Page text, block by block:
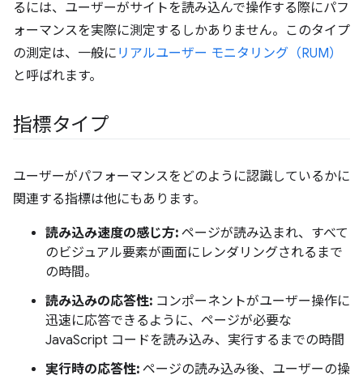
るには、ユーザーがサイトを読み込んで操作する際にパフ
ォーマンスを実際に測定するしかありません。このタイプ
の測定は、一般に リアルユーザー モニタリング（RUM）
と呼ばれます。
指標タイプ
ユーザーがパフォーマンスをどのように認識しているかに
関連する指標は他にもあります。
読み込み速度の感じ方: ページが読み込まれ、すべて
のビジュアル要素が画面にレンダリングされるまで
の時間。
読み込みの応答性: コンポーネントがユーザー操作に
迅速に応答できるように、ページが必要な
JavaScript コードを読み込み、実行するまでの時間
実行時の応答性: ページの読み込み後、ユーザーの操